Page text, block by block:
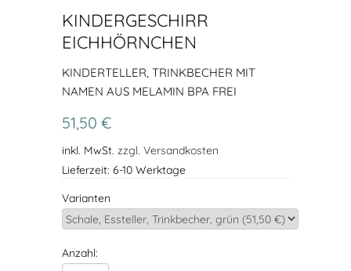
KINDERGESCHIRR
EICHHÖRNCHEN
KINDERTELLER, TRINKBECHER MIT
NAMEN AUS MELAMIN BPA FREI
51,50 €
inkl. MwSt. zzgl. Versandkosten
Lieferzeit: 6-10 Werktage
Varianten
Anzahl: